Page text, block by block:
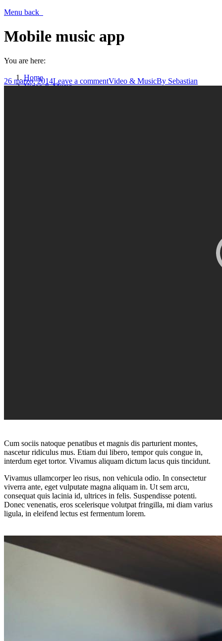
Menu back
Mobile music app
You are here:
Home
Video & Music
26 marzo, 2014Leave a commentVideo & MusicBy Sebastian
Cum sociis natoque penatibus et magnis dis parturient montes,
nascetur ridiculus mus. Etiam dui libero, tempor quis congue in,
interdum eget tortor. Vivamus aliquam dictum lacus quis tincidunt.
Vivamus ullamcorper leo risus, non vehicula odio. In consectetur
viverra ante, eget vulputate magna aliquam in. Ut sem arcu,
consequat quis lacinia id, ultrices in felis. Suspendisse potenti.
Donec venenatis, eros scelerisque volutpat fringilla, mi diam varius
ligula, in eleifend lectus est fermentum lorem.